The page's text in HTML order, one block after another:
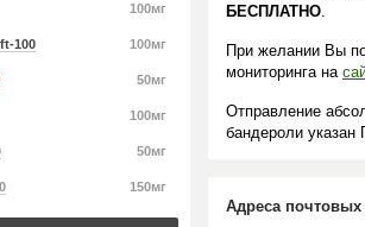
БЕСПЛАТНО.
При желании Вы
мониторинга на
Отправление
бандероли указан
Адреса почтовых
100мг
100мг
100
50мг
100мг
50мг
150мг